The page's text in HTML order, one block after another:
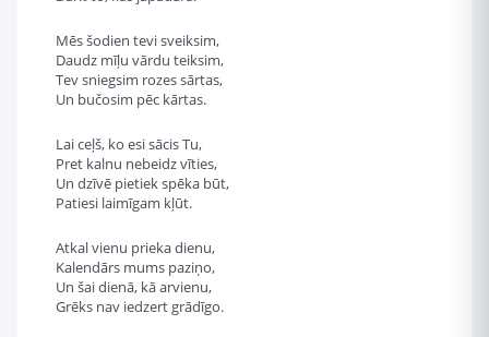
Mēs šodien tevi sveiksim,
Daudz mīļu vārdu teiksim,
Tev sniegsim rozes sārtas,
Un bučosim pēc kārtas.
Lai ceļš, ko esi sācis Tu,
Pret kalnu nebeidz vīties,
Un dzīvē pietiek spēka būt,
Patiesi laimīgam kļūt.
Atkal vienu prieka dienu,
Kalendārs mums paziņo,
Un šai dienā, kā arvienu,
Grēks nav iedzert grādīgo.